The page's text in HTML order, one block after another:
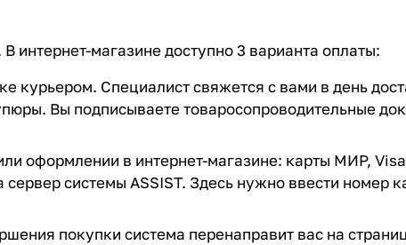
интернет-магазине доступно 3 варианта оплаты:
курьером. Специалист свяжется с вами в день
Вы подписываете товаросопроводительные
оформлении в интернет-магазине: карты МИР,
системы ASSIST. Здесь нужно ввести номер
покупки система перенаправит вас на